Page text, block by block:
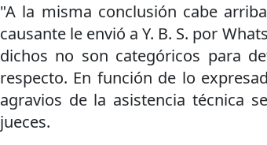
"A la misma conclusión cabe
causante le envió a Y. B. S. por
dichos no son categóricos para
respecto. En función de lo
agravios de la asistencia técnica
jueces.